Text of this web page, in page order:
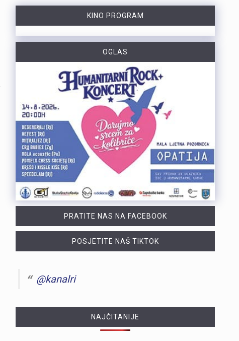
KINO PROGRAM
OGLAS
PRATITE NAS NA FACEBOOK
POSJETITE NAŠ TIKTOK
@kanalri
NAJČITANIJE